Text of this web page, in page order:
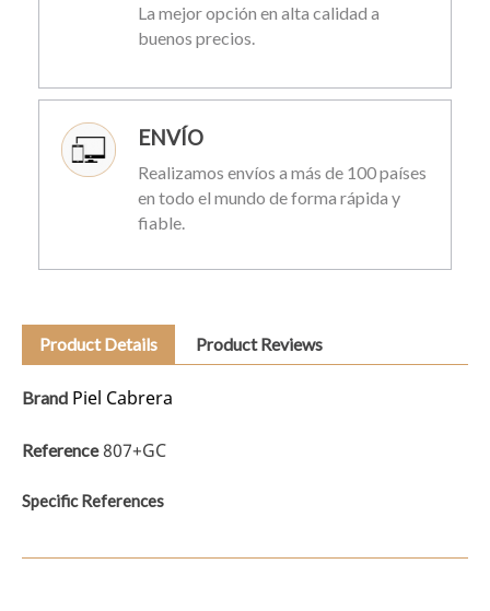
La mejor opción en alta calidad a
buenos precios.
ENVÍO
Realizamos envíos a más de 100 países
en todo el mundo de forma rápida y
fiable.
Product Details Product Reviews
Brand Piel Cabrera
Reference 807+GC
Specific References